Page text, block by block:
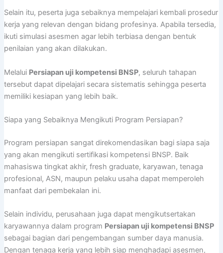
Selain itu, peserta juga sebaiknya mempelajari kembali prosedur
kerja yang relevan dengan bidang profesinya. Apabila tersedia,
ikuti simulasi asesmen agar lebih terbiasa dengan bentuk
penilaian yang akan dilakukan.
Melalui Persiapan uji kompetensi BNSP, seluruh tahapan
tersebut dapat dipelajari secara sistematis sehingga peserta
memiliki kesiapan yang lebih baik.
Siapa yang Sebaiknya Mengikuti Program Persiapan?
Program persiapan sangat direkomendasikan bagi siapa saja
yang akan mengikuti sertifikasi kompetensi BNSP. Baik
mahasiswa tingkat akhir, fresh graduate, karyawan, tenaga
profesional, ASN, maupun pelaku usaha dapat memperoleh
manfaat dari pembekalan ini.
Selain individu, perusahaan juga dapat mengikutsertakan
karyawannya dalam program Persiapan uji kompetensi BNSP
sebagai bagian dari pengembangan sumber daya manusia.
Dengan tenaga kerja yang lebih siap menghadapi asesmen,